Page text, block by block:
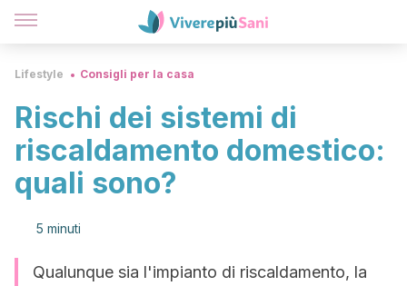
Lifestyle Consigli per la casa
Rischi dei sistemi di
riscaldamento domestico:
quali sono?
5 minuti
Qualunque sia l'impianto di riscaldamento, la